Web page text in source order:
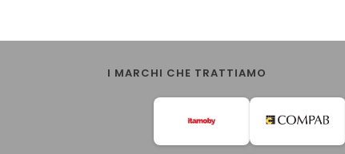
I MARCHI CHE TRATTIAMO